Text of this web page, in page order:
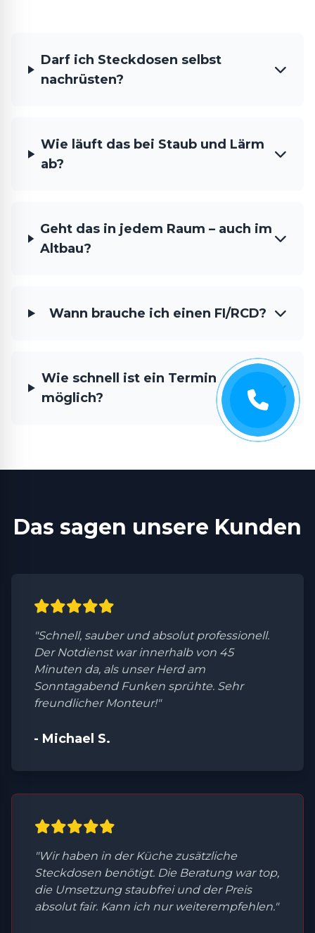
Darf ich Steckdosen selbst
nachrüsten?
Wie läuft das bei Staub und Lärm
ab?
Geht das in jedem Raum – auch im
Altbau?
Wann brauche ich einen FI/RCD?
Wie schnell ist ein Termin
möglich?
Das sagen unsere Kunden
"Schnell, sauber und absolut professionell.
Der Notdienst war innerhalb von 45
Minuten da, als unser Herd am
Sonntagabend Funken sprühte. Sehr
freundlicher Monteur!"
- Michael S.
"Wir haben in der Küche zusätzliche
Steckdosen benötigt. Die Beratung war top,
die Umsetzung staubfrei und der Preis
absolut fair. Kann ich nur weiterempfehlen."